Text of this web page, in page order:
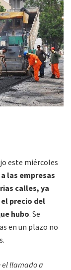
este miércoles
las empresas
calles, ya
precio del
hubo. Se
en un plazo no
el llamado a